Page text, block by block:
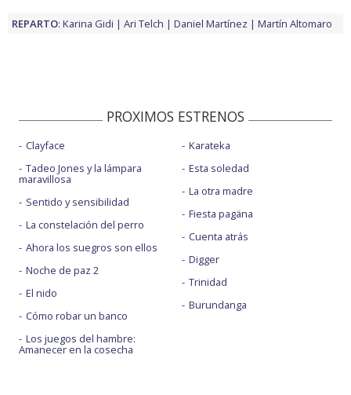
REPARTO: Karina Gidi Ari Telch Daniel Martínez Martín Altomaro
PROXIMOS ESTRENOS
Clayface
Tadeo Jones y la lámpara
maravillosa
Sentido y sensibilidad
La constelación del perro
Ahora los suegros son ellos
Noche de paz 2
El nido
Cómo robar un banco
Los juegos del hambre:
Amanecer en la cosecha
Karateka
Esta soledad
La otra madre
Fiesta pagäna
Cuenta atrás
Digger
Trinidad
Burundanga